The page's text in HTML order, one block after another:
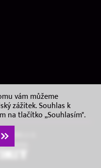
z. ú.
vám můžeme
zážitek. Souhlas k
na tlačítko „Souhlasím".